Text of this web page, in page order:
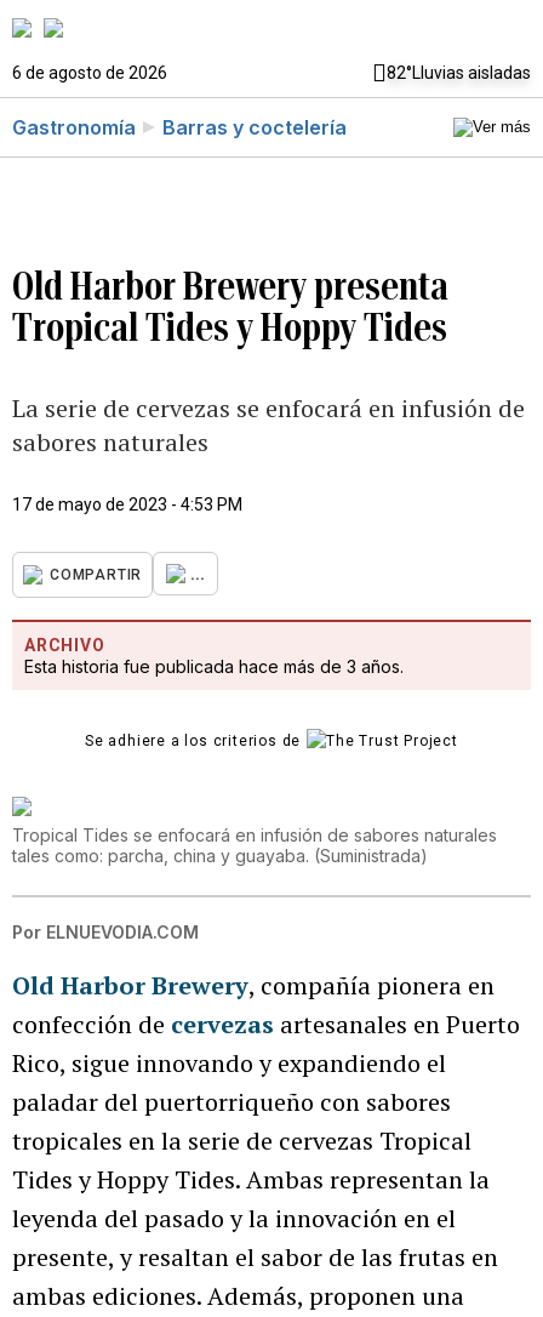
6 de agosto de 2026 82°Lluvias aisladas
Gastronomía Barras y coctelería
Old Harbor Brewery presenta
Tropical Tides y Hoppy Tides
La serie de cervezas se enfocará en infusión de
sabores naturales
17 de mayo de 2023 - 4:53 PM
COMPARTIR ...
ARCHIVO
Esta historia fue publicada hace más de 3 años.
Se adhiere a los criterios de
Tropical Tides se enfocará en infusión de sabores naturales
tales como: parcha, china y guayaba. (Suministrada)
Por ELNUEVODIA.COM
Old Harbor Brewery, compañía pionera en
confección de cervezas artesanales en Puerto
Rico, sigue innovando y expandiendo el
paladar del puertorriqueño con sabores
tropicales en la serie de cervezas Tropical
Tides y Hoppy Tides. Ambas representan la
leyenda del pasado y la innovación en el
presente, y resaltan el sabor de las frutas en
ambas ediciones. Además, proponen una